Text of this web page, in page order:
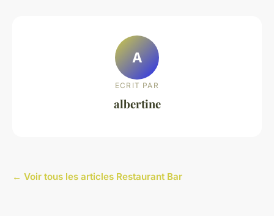
A
ECRIT PAR
albertine
← Voir tous les articles Restaurant Bar